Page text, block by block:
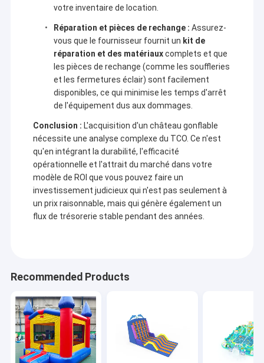
votre inventaire de location.
Réparation et pièces de rechange : Assurez-
vous que le fournisseur fournit un kit de
réparation et des matériauxcomplets et que
les pièces de rechange (comme les souffleries
et les fermetures éclair) sont facilement
disponibles, ce qui minimise les temps d'arrêt
de l'équipement dus aux dommages.
Conclusion : L'acquisition d'un château gonflable
nécessite une analyse complexe du TCO. Ce n'est
qu'en intégrant la durabilité, l'efficacité
opérationnelle et l'attrait du marché dans votre
modèle de ROI que vous pouvez faire un
investissement judicieux qui n'est pas seulement à
un prix raisonnable, mais qui génère également un
flux de trésorerie stable pendant des années.
Recommended Products